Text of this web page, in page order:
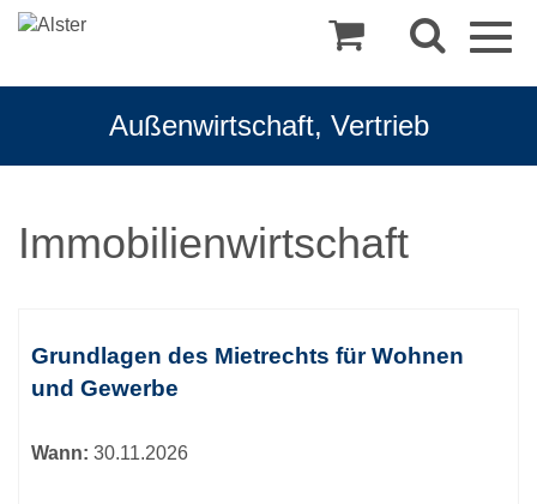
Außenwirtschaft, Vertrieb
Immobilienwirtschaft
Tabellenüberschriften
sortiert
Grundlagen des Mietrechts für Wohnen
und Gewerbe
Wann: 30.11.2026